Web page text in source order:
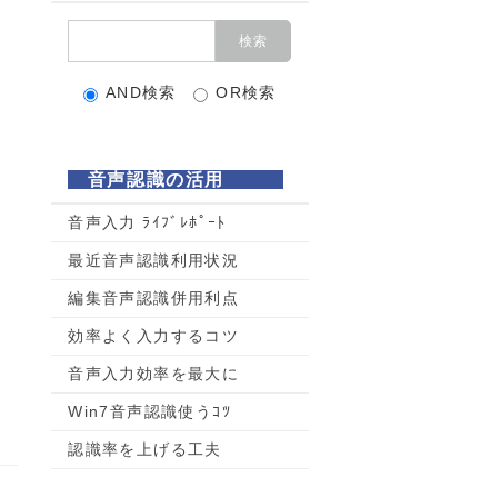
AND検索 OR検索
音声認識の活用
音声入力 ﾗｲﾌﾞﾚﾎﾟｰﾄ
最近音声認識利用状況
編集音声認識併用利点
効率よく入力するコツ
音声入力効率を最大に
Win7音声認識使うｺﾂ
認識率を上げる工夫